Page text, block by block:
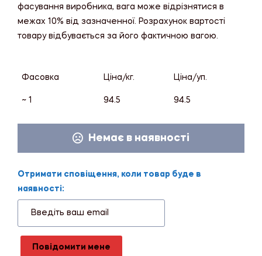
фасування виробника, вага може відрізнятися в
межах 10% від зазначенної. Розрахунок вартості
товару відбувається за його фактичною вагою.
Фасовка Ціна/кг. Ціна/уп.
~ 1 94.5 94.5
Немає в наявності
Отримати сповіщення, коли товар буде в
наявності:
Повідомити мене